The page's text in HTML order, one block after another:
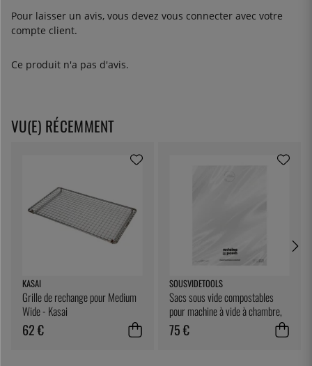
Pour laisser un avis, vous devez vous connecter avec votre
compte client.
Ce produit n'a pas d'avis.
VU(E) RÉCEMMENT
KASAI
Grille de rechange pour Medium
Wide - Kasai
62 €
SOUSVIDETOOLS
Sacs sous vide compostables
pour machine à vide à chambre,
25 x 25 cm, paquet de 200 -
SousVideTools
75 €